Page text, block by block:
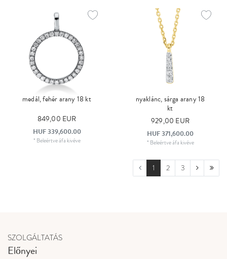
medál, fehér arany 18 kt
849,00 EUR
HUF 339,600.00
* Beleértve áfa kivéve
nyaklánc, sárga arany 18
kt
929,00 EUR
HUF 371,600.00
* Beleértve áfa kivéve
1 2 3
SZOLGÁLTATÁS
Előnyei